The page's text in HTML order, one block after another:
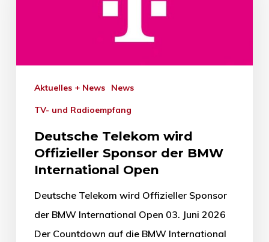
Aktuelles + News News
TV- und Radioempfang
Deutsche Telekom wird
Offizieller Sponsor der BMW
International Open
Deutsche Telekom wird Offizieller Sponsor
der BMW International Open 03. Juni 2026
Der Countdown auf die BMW International